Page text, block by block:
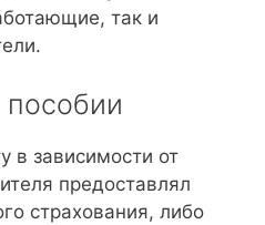
так и
в зависимости от
предоставлял
страхования, либо